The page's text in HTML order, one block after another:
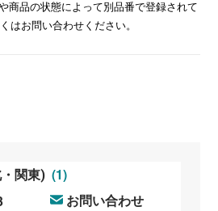
商品の状態によって別品番で登録されて
はお問い合わせください。
関東) (1)
お問い合わせ